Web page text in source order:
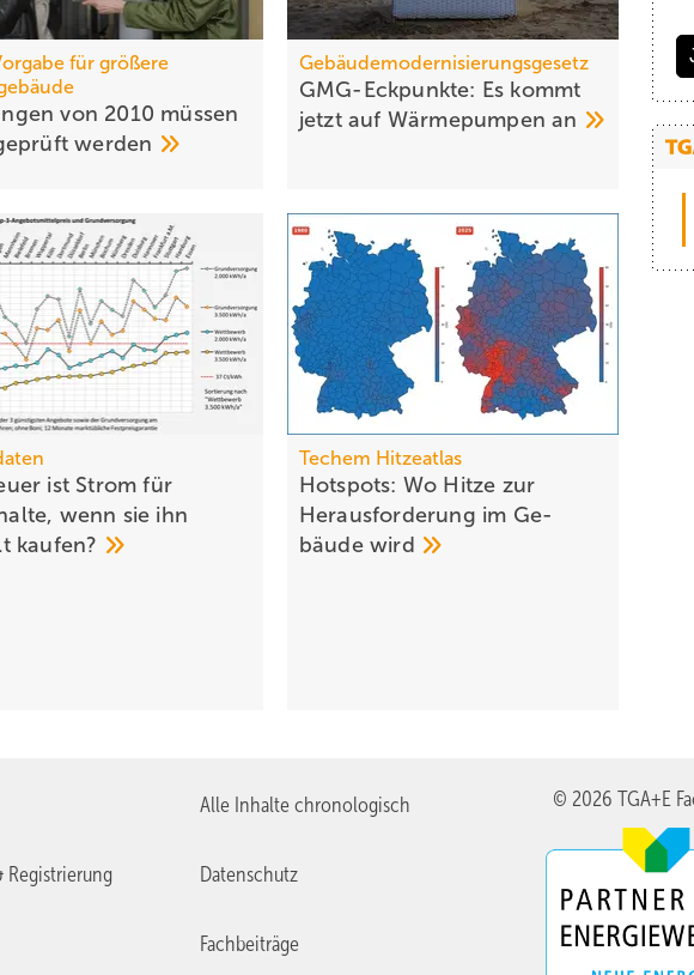
für größere
von 2010 müssen
werden
Gebäudemodernisierungsgesetz
GMG-Eckpunkte: Es kommt
jetzt auf Wärmepumpenan
ist Strom für
wenn sie ihn
kaufen?
Techem Hitzeatlas
Hotspots: Wo Hitze zur
Heraus­for­de­rung im Ge­
bäudewird
Alle Inhalte chronologisch
Registrierung Datenschutz
Fachbeiträge
© 2026 TGA+E